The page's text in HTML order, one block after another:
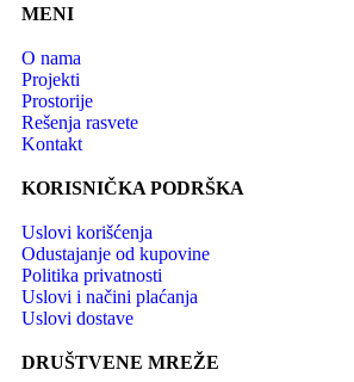
MENI
O nama
Projekti
Prostorije
Rešenja rasvete
Kontakt
KORISNIČKA PODRŠKA
Uslovi korišćenja
Odustajanje od kupovine
Politika privatnosti
Uslovi i načini plaćanja
Uslovi dostave
DRUŠTVENE MREŽE